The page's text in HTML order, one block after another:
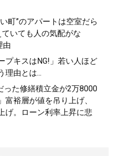
町”のアパートは空室だら
ていても人の気配がな
由
プキスはNG!」若い人ほど
理由とは...
た修繕積立金が2万8000
富裕層が値を吊り上げ、
げ。ローン利率上昇に悲